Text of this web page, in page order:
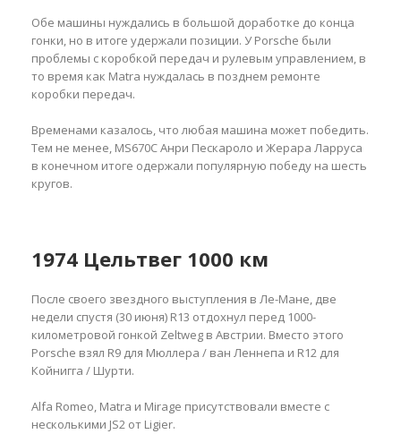
Обе машины нуждались в большой доработке до конца
гонки, но в итоге удержали позиции. У Porsche были
проблемы с коробкой передач и рулевым управлением, в
то время как Matra нуждалась в позднем ремонте
коробки передач.
Временами казалось, что любая машина может победить.
Тем не менее, MS670C Анри Пескароло и Жерара Ларруса
в конечном итоге одержали популярную победу на шесть
кругов.
1974 Цельтвег 1000 км
После своего звездного выступления в Ле-Мане, две
недели спустя (30 июня) R13 отдохнул перед 1000-
километровой гонкой Zeltweg в Австрии. Вместо этого
Porsche взял R9 для Мюллера / ван Леннепа и R12 для
Койнигга / Шурти.
Alfa Romeo, Matra и Mirage присутствовали вместе с
несколькими JS2 от Ligier.